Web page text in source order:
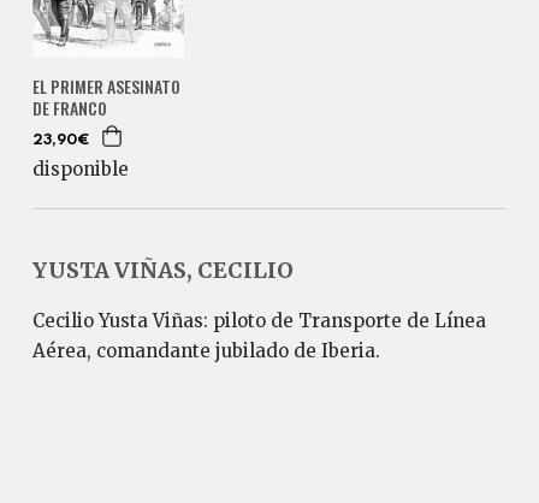
EL PRIMER ASESINATO
DE FRANCO
23,90€
disponible
YUSTA VIÑAS, CECILIO
Cecilio Yusta Viñas: piloto de Transporte de Línea
Aérea, comandante jubilado de Iberia.